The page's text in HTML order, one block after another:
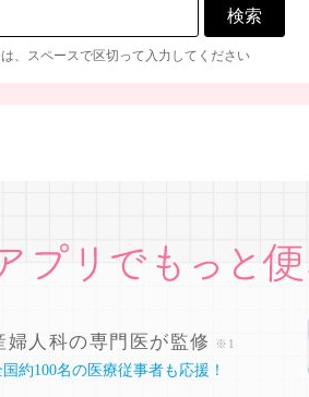
、スペースで区切って入力してください
婦人科の専門医が監修 ※1
国約100名の医療従事者も応援！